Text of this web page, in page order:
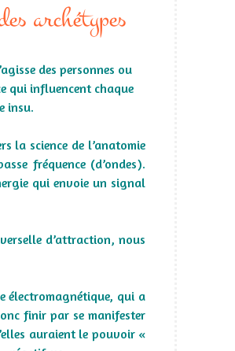
archétypes
des personnes ou
qui influencent chaque
insu.
la science de l’anatomie
fréquence (d’ondes).
qui envoie un signal
d’attraction, nous
électromagnétique, qui a
finir par se manifester
auraient le pouvoir «